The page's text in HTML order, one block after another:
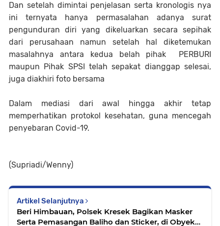
Dan setelah dimintai penjelasan serta kronologis nya
ini ternyata hanya permasalahan adanya surat
pengunduran diri yang dikeluarkan secara sepihak
dari perusahaan namun setelah hal diketemukan
masalahnya antara kedua belah pihak PERBURI
maupun Pihak SPSI telah sepakat dianggap selesai,
juga diakhiri foto bersama
Dalam mediasi dari awal hingga akhir tetap
memperhatikan protokol kesehatan, guna mencegah
penyebaran Covid-19.
(Supriadi/Wenny)
Artikel Selanjutnya
Beri Himbauan, Polsek Kresek Bagikan Masker
Serta Pemasangan Baliho dan Sticker, di Obyek